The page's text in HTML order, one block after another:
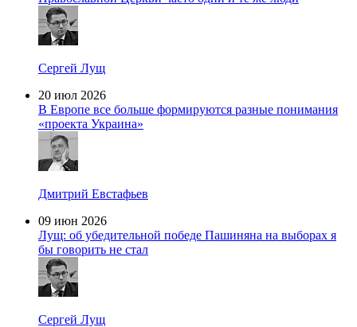
Сергей Лущ
20 июл 2026
В Европе все больше формируются разные понимания
«проекта Украина»
Дмитрий Евстафьев
09 июн 2026
Лущ: об убедительной победе Пашиняна на выборах я
бы говорить не стал
Сергей Лущ